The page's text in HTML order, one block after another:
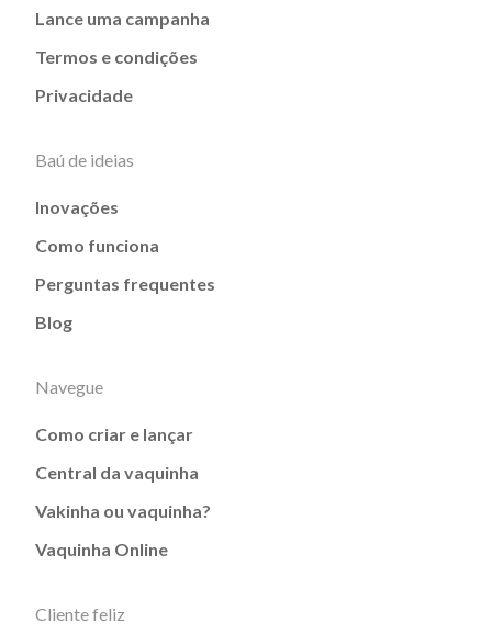
Lance uma campanha
Termos e condições
Privacidade
Baú de ideias
Inovações
Como funciona
Perguntas frequentes
Blog
Navegue
Como criar e lançar
Central da vaquinha
Vakinha ou vaquinha?
Vaquinha Online
Cliente feliz